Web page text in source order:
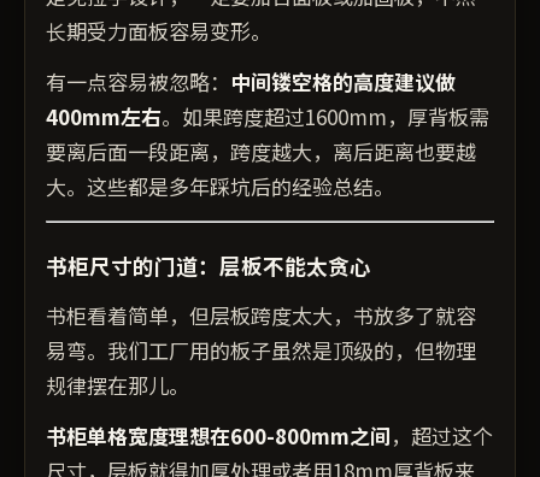
长期受力面板容易变形。
有一点容易被忽略： 中间镂空格的高度建议做
400mm左右。如果跨度超过1600mm，厚背板需
要离后面一段距离，跨度越大，离后距离也要越
大。这些都是多年踩坑后的经验总结。
书柜尺寸的门道：层板不能太贪心
书柜看着简单，但层板跨度太大，书放多了就容
易弯。我们工厂用的板子虽然是顶级的，但物理
规律摆在那儿。
书柜单格宽度理想在600-800mm之间，超过这个
尺寸，层板就得加厚处理或者用18mm厚背板来